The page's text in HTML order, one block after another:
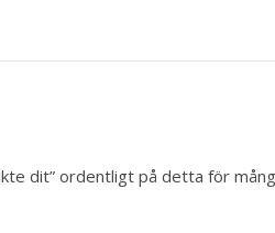
dit” ordentligt på detta för